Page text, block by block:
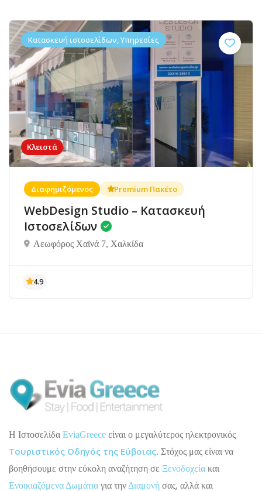
Κλειστά
Κατασκευή ιστοσελίδων, Υπηρεσίες
Διαφημιζόμενος Premium Πακέτο
WebDesign Studio – Κατασκευή
Ιστοσελίδων
Λεωφόρος Χαϊνά 7, Χαλκίδα
H Ιστοσελίδα EviaGreece είναι ο μεγαλύτερος ηλεκτρονικός
Τουριστικός Οδηγός της Εύβοιας. Στόχος μας είναι να
βοηθήσουμε στην εύκολη αναζήτηση σε Ξενοδοχεία και
Ενοικιαζόμενα Δωμάτια για την Διαμονή σας, αλλά και